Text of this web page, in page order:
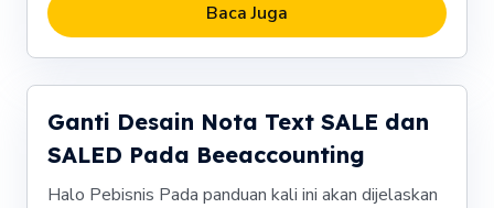
Baca Juga
Ganti Desain Nota Text SALE dan
SALED Pada Beeaccounting
Halo Pebisnis Pada panduan kali ini akan dijelaskan